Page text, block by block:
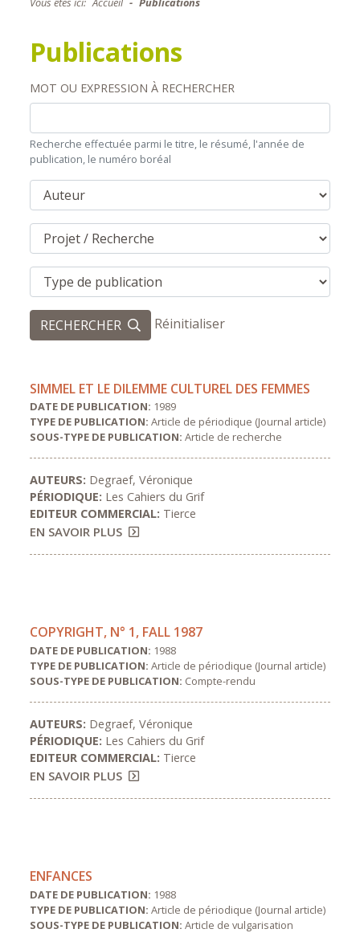
Publications
MOT OU EXPRESSION À RECHERCHER
Recherche effectuée parmi le titre, le résumé, l'année de
publication, le numéro boréal
AUTEUR:
PROJET / RECHERCHE
TYPE DE PUBLICATION:
RECHERCHER Réinitialiser
SIMMEL ET LE DILEMME CULTUREL DES FEMMES
DATE DE PUBLICATION: 1989
TYPE DE PUBLICATION:Article de périodique (Journal article)
SOUS-TYPE DE PUBLICATION:Article de recherche
AUTEURS: Degraef, Véronique
PÉRIODIQUE: Les Cahiers du Grif
EDITEUR COMMERCIAL: Tierce
EN SAVOIR PLUS
COPYRIGHT, N° 1, FALL 1987
DATE DE PUBLICATION: 1988
TYPE DE PUBLICATION:Article de périodique (Journal article)
SOUS-TYPE DE PUBLICATION: Compte-rendu
AUTEURS: Degraef, Véronique
PÉRIODIQUE: Les Cahiers du Grif
EDITEUR COMMERCIAL: Tierce
EN SAVOIR PLUS
ENFANCES
DATE DE PUBLICATION: 1988
TYPE DE PUBLICATION:Article de périodique (Journal article)
SOUS-TYPE DE PUBLICATION:Article de vulgarisation